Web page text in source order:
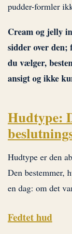
pudder-formler
Cream og jelly
sidder over den;
du vælger,
ansigt og ikke
Hudtype:
Hudtype er den
Den bestemmer,
en dag: om det
Fedtet hud